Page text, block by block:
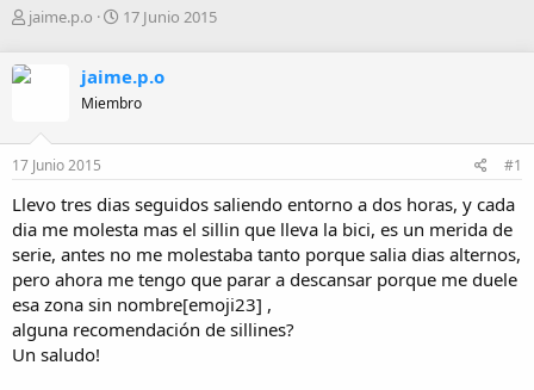
A
o
jaime.p.o
F
h
a
e
i
c
i
o
17 Junio 2015
jaime.p.o
Miembro
17 Junio 2015 #1
Llevo tres dias seguidos saliendo entorno a dos horas, y cada
dia me molesta mas el sillin que lleva la bici, es un merida de
serie, antes no me molestaba tanto porque salia dias alternos,
pero ahora me tengo que parar a descansar porque me duele
esa zona sin nombre[emoji23] ,
alguna recomendación de sillines?
Un saludo!